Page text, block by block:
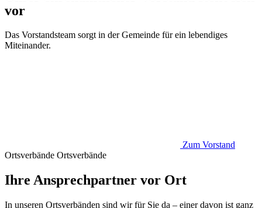
vor
Das Vorstandsteam sorgt in der Gemeinde für ein lebendiges
Miteinander.
Zum Vorstand
Ortsverbände Ortsverbände
Ihre Ansprechpartner vor Ort
In unseren Ortsverbänden sind wir für Sie da – einer davon ist ganz